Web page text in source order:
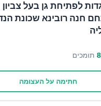
לפתיחת גן בעל צביון
חנה רובינא שכונת
תומכים
חתימה על העצומה